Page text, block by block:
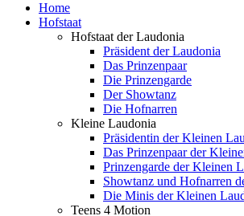
Home
Hofstaat
Hofstaat der Laudonia
Präsident der Laudonia
Das Prinzenpaar
Die Prinzengarde
Der Showtanz
Die Hofnarren
Kleine Laudonia
Präsidentin der Kleinen
Das Prinzenpaar der
Prinzengarde der Kleinen
Showtanz und Hofnarren
Die Minis der Kleinen
Teens 4 Motion